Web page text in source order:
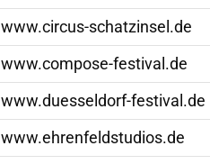
www.circus-schatzinsel.de
www.compose-festival.de
www.duesseldorf-festival.de
www.ehrenfeldstudios.de